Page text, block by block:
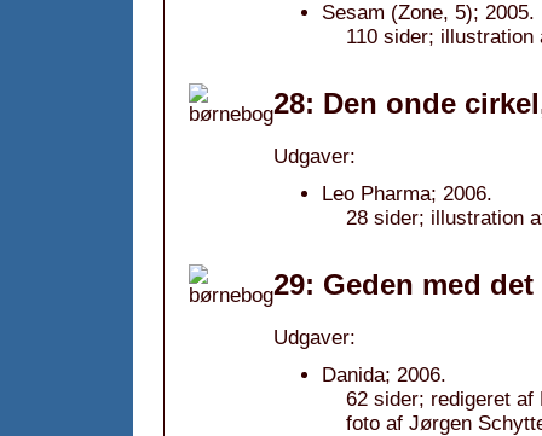
Sesam (Zone, 5); 2005.
110 sider; illustration
28: Den onde
Udgaver:
Leo Pharma; 2006.
28 sider; illustration
29: Geden med
Udgaver:
Danida; 2006.
62 sider; redigeret
foto af Jørgen